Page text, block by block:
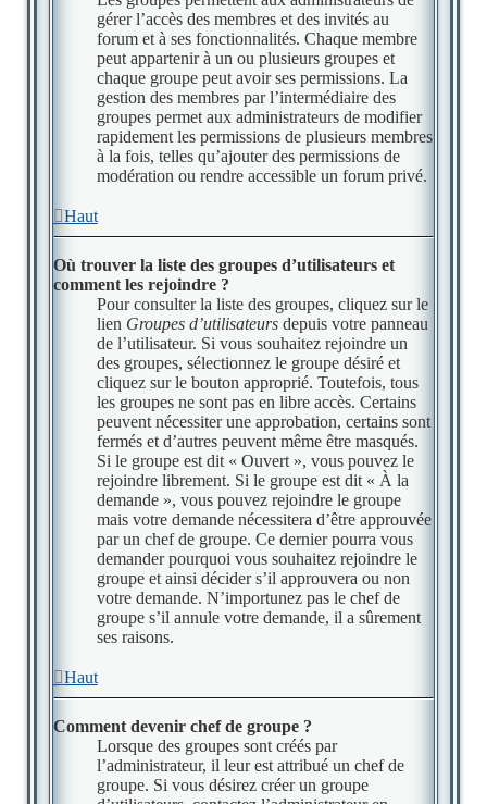
gérer l’accès des membres et des invités au
forum et à ses fonctionnalités. Chaque membre
peut appartenir à un ou plusieurs groupes et
chaque groupe peut avoir ses permissions. La
gestion des membres par l’intermédiaire des
groupes permet aux administrateurs de modifier
rapidement les permissions de plusieurs membres
à la fois, telles qu’ajouter des permissions de
modération ou rendre accessible un forum privé.
Haut
Où trouver la liste des groupes d’utilisateurs et
comment les rejoindre ?
Pour consulter la liste des groupes, cliquez sur le
lien Groupes d’utilisateursdepuis votre panneau
de l’utilisateur. Si vous souhaitez rejoindre un
des groupes, sélectionnez le groupe désiré et
cliquez sur le bouton approprié. Toutefois, tous
les groupes ne sont pas en libre accès. Certains
peuvent nécessiter une approbation, certains sont
fermés et d’autres peuvent même être masqués.
Si le groupe est dit « Ouvert », vous pouvez le
rejoindre librement. Si le groupe est dit « À la
demande », vous pouvez rejoindre le groupe
mais votre demande nécessitera d’être approuvée
par un chef de groupe. Ce dernier pourra vous
demander pourquoi vous souhaitez rejoindre le
groupe et ainsi décider s’il approuvera ou non
votre demande. N’importunez pas le chef de
groupe s’il annule votre demande, il a sûrement
ses raisons.
Haut
Comment devenir chef de groupe ?
Lorsque des groupes sont créés par
l’administrateur, il leur est attribué un chef de
groupe. Si vous désirez créer un groupe